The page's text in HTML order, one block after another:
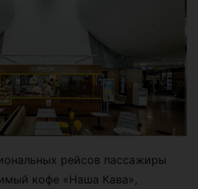
рейсов пассажиры
кофе «Наша Кава»,